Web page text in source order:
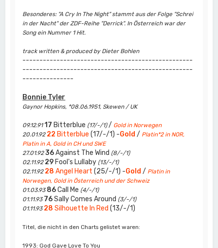
Besonderes: "A Cry In The Night" stammt aus der Folge "Schrei
in der Nacht" der ZDF-Reihe "Derrick". In Österreich war der
Song ein Nummer 1 Hit.
track written & produced by Dieter Bohlen
--------------------------------------------------
--------------------------------------------------
---------------
Bonnie Tyler
Gaynor Hopkins, *08.06.1951, Skewen / UK
09.12.91 17 Bitterblue (17/-/1)/ Gold in Norwegen
20.01.92 22 Bitterblue (17/-/1) -Gold / Platin*2 in NOR,
Platin in A, Gold in CH und SWE
27.01.92 36Against The Wind (8/-/1)
02.11.92 29 Fool's Lullaby (13/-/1)
02.11.92 28 Angel Heart (25/-/1) -Gold / Platin in
Norwegen, Gold in Österreich und der Schweiz
01.03.93 86Call Me (4/-/1)
01.11.93 76Sally Comes Around (3/-/1)
01.11.93 28 Silhouette In Red (13/-/1)
Titel, die nicht in den Charts gelistet waren:
1993: God Gave Love To You